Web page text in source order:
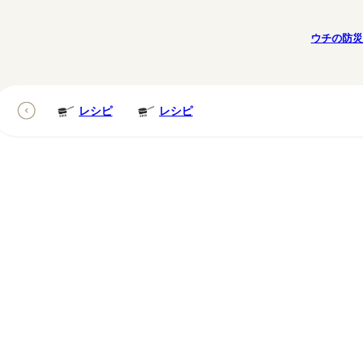
ウチの防災
レシピ レシピ レシピ